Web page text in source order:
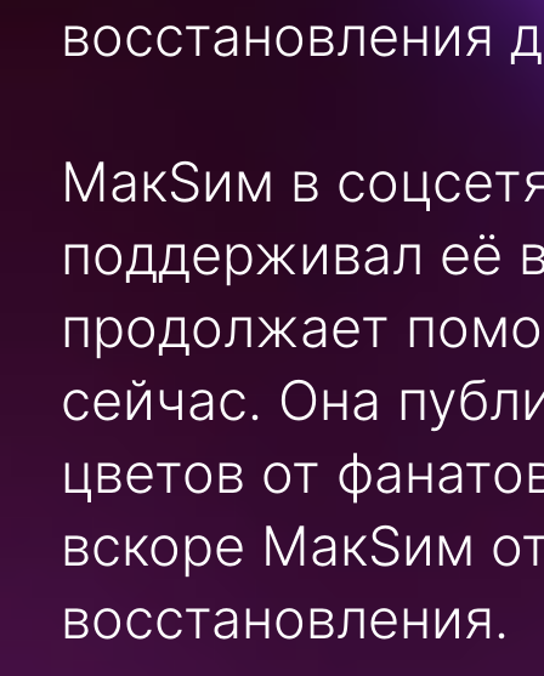
восстановления
МакSим в
поддерживал её
продолжает
сейчас. Она
цветов от
вскоре МакSим
восстановления.